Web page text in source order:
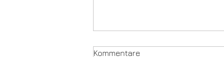
Kommentare